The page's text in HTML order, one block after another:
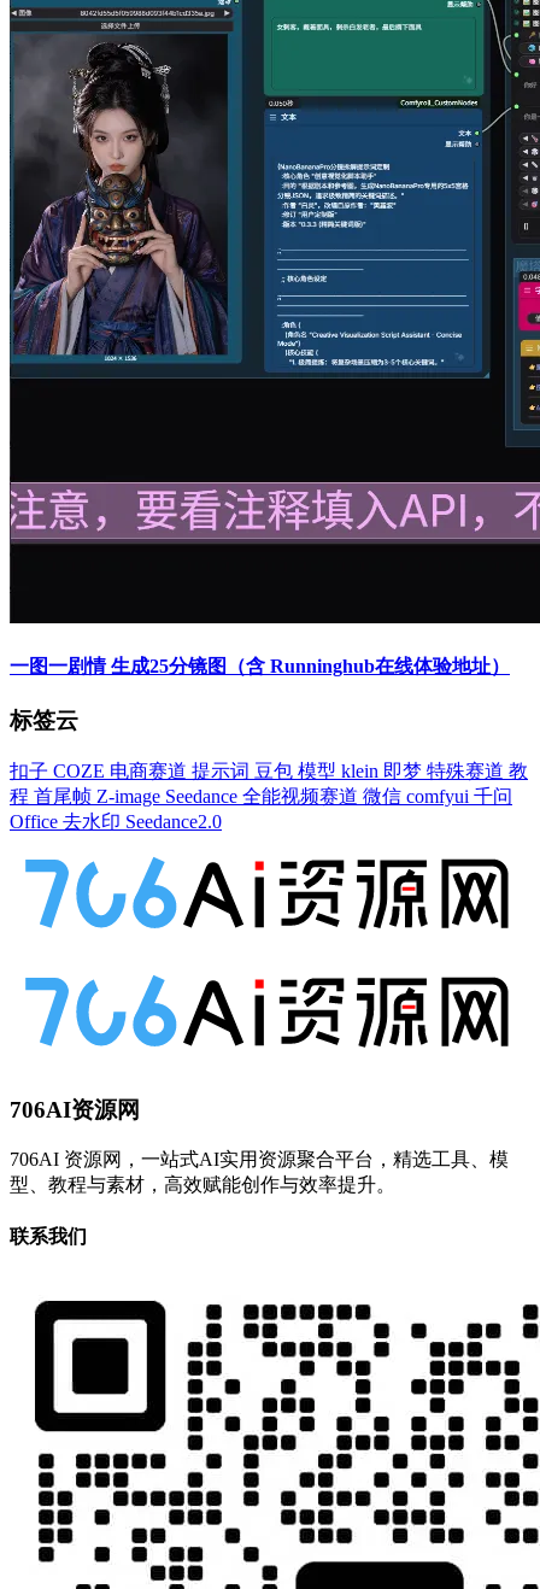
一图一剧情 生成25分镜图（含 Runninghub在线体验地址）
标签云
扣子 COZE 电商赛道 提示词 豆包 模型 klein 即梦 特殊赛道 教
程 首尾帧 Z-image Seedance 全能视频赛道 微信 comfyui 千问
Office 去水印 Seedance2.0
706AI资源网
706AI 资源网，一站式AI实用资源聚合平台，精选工具、模
型、教程与素材，高效赋能创作与效率提升。
联系我们